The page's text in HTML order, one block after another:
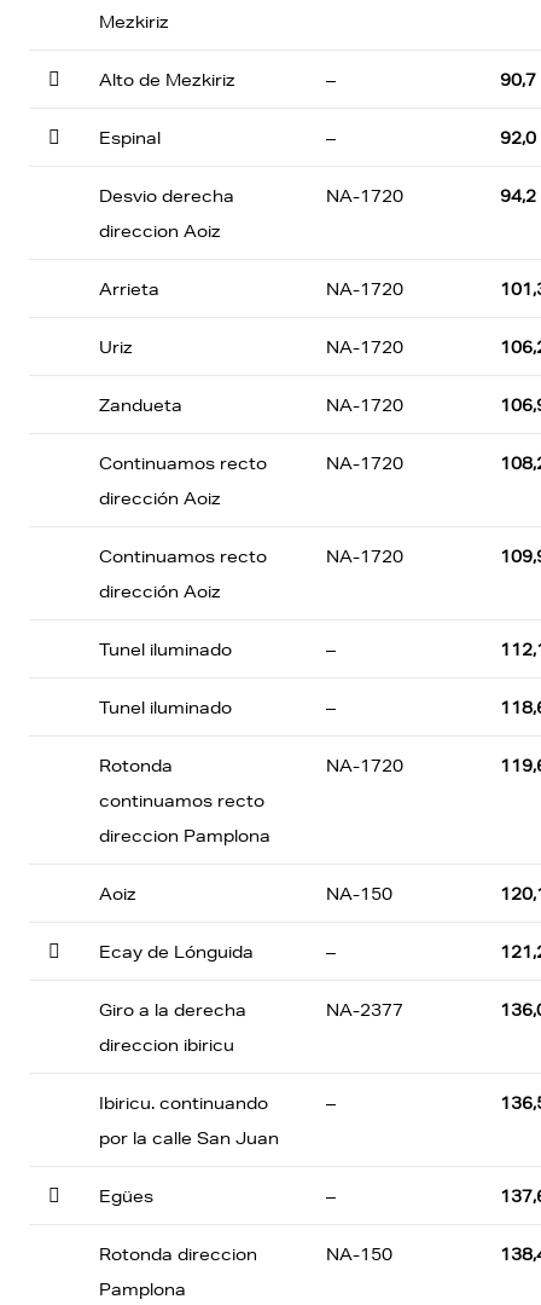
Mezkiriz
 Alto de Mezkiriz – 90,7
 Espinal – 92,0
Desvio derecha
direccion Aoiz
NA-1720 94,2
Arrieta NA-1720
Uriz NA-1720
Zandueta NA-1720
Continuamos recto
dirección Aoiz
NA-1720
Continuamos recto
dirección Aoiz
NA-1720
Tunel iluminado –
Tunel iluminado –
Rotonda
continuamos recto
direccion Pamplona
NA-1720
Aoiz NA-150
 Ecay de Lónguida –
Giro a la derecha
direccion ibiricu
NA-2377
Ibiricu. continuando
por la calle San Juan
–
 Egües –
Rotonda direccion
Pamplona
NA-150